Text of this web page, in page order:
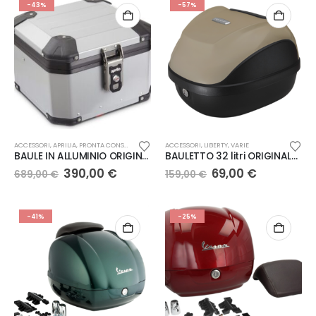
-43%
ACCESSORI,APRILIA, PRONTA CONSEGNA ,VARIE
BAULE IN ALLUMINIO ORIGINALE APRILIA PER TUAREG 660 – COD. 2S001857
689,00€ 390,00 €
-57%
ACCESSORI, LIBERTY,VARIE
BAULETTO 32 litri ORIGINALE PIAGGIO NEW LIBERTY 50-125-150 iGet / MEDLEY 125-150 COLOR MARRONE CHIARO BEIGE 518/A – art. CM271123
159,00€ 69,00 €
-41% -25%